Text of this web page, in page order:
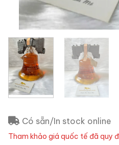
Có sẵn/In stock online
Tham khảo giá quốc tế đã quy